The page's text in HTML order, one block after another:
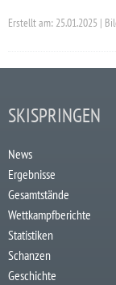
Erstellt am: 25.01.2025 |
SKISPRINGEN
News
Ergebnisse
Gesamtstände
Wettkampfberichte
Statistiken
Schanzen
Geschichte